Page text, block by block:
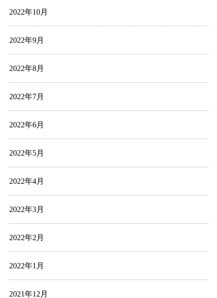
2022年10月
2022年9月
2022年8月
2022年7月
2022年6月
2022年5月
2022年4月
2022年3月
2022年2月
2022年1月
2021年12月